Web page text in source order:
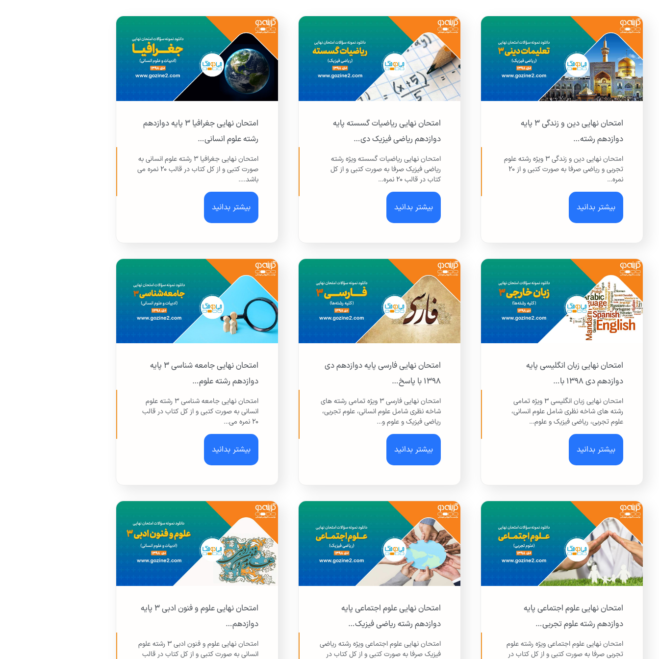
امتحان نهایی دین و زندگی ۳ پایه
دوازدهم رشته…
امتحان نهایی دین و زندگی ۳ ویژه رشته علوم
تجربی و ریاضی صرفا به صورت کتبی و از ۲۰
نمره…
بیشتر بدانید
امتحان نهایی ریاضیات گسسته پایه
دوازدهم ریاضی فیزیک دی…
امتحان نهایی ریاضیات گسسته ویژه رشته
ریاضی فیزیک صرفا به صورت کتبی و از کل
کتاب در قالب ۲۰ نمره…
بیشتر بدانید
امتحان نهایی جغرافیا ۳ پایه دوازدهم
رشته علوم انسانی…
امتحان نهایی جغرافیا ۳ رشته علوم انسانی به
صورت کتبی و از کل کتاب در قالب ۲۰ نمره می
باشد.…
بیشتر بدانید
امتحان نهایی زبان انگلیسی پایه
دوازدهم دی ۱۳۹۸ با…
امتحان نهایی زبان انگلیسی ۳ ویژه تمامی
رشته های شاخه نظری شامل علوم انسانی،
علوم تجربی، ریاضی فیزیک و علوم…
بیشتر بدانید
امتحان نهایی فارسی پایه دوازدهم دی
۱۳۹۸ با پاسخ…
امتحان نهایی فارسی ۳ ویژه تمامی رشته های
شاخه نظری شامل علوم انسانی، علوم تجربی،
ریاضی فیزیک و علوم و…
بیشتر بدانید
امتحان نهایی جامعه شناسی ۳ پایه
دوازدهم رشته علوم…
امتحان نهایی جامعه شناسی ۳ رشته علوم
انسانی به صورت کتبی و از کل کتاب در قالب
۲۰ نمره می…
بیشتر بدانید
امتحان نهایی علوم اجتماعی پایه
دوازدهم رشته علوم تجربی…
امتحان نهایی علوم اجتماعی ویژه رشته علوم
تجربی صرفا به صورت کتبی و از کل کتاب در
امتحان نهایی علوم اجتماعی پایه
دوازدهم رشته ریاضی فیزیک…
امتحان نهایی علوم اجتماعی ویژه رشته ریاضی
فیزیک صرفا به صورت کتبی و از کل کتاب در
امتحان نهایی علوم و فنون ادبی ۳ پایه
دوازدهم…
امتحان نهایی علوم و فنون ادبی ۳ رشته علوم
انسانی به صورت کتبی و از کل کتاب در قالب